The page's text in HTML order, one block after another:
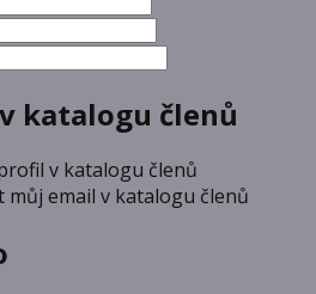
katalogu členů
v katalogu členů
můj email v katalogu členů